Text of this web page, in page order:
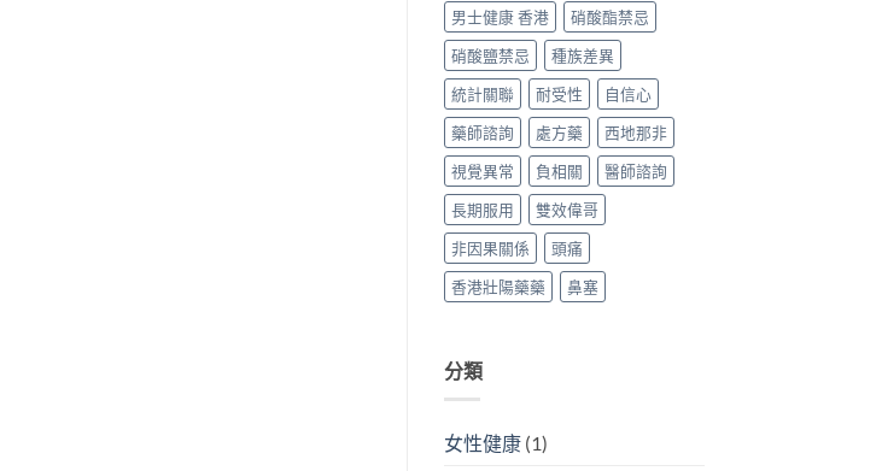
男士健康 香港
硝酸酯禁忌
硝酸鹽禁忌
種族差異
統計關聯
耐受性
自信心
藥師諮詢
處方藥
西地那非
視覺異常
負相關
醫師諮詢
長期服用
雙效偉哥
非因果關係
頭痛
香港壯陽藥藥
鼻塞
分類
女性健康(1)